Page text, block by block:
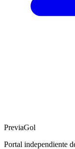
PreviaGol
Portal independiente